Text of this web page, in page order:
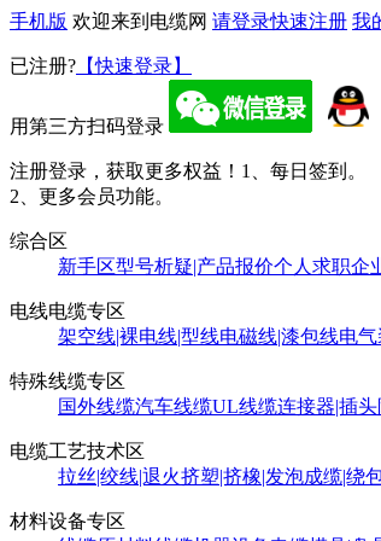
手机版 欢迎来到电缆网 请登录快速注册 我
已注册? 【快速登录】
用第三方扫码登录
注册登录，获取更多权益！ 1、每日签到。
2、更多会员功能。
综合区
新手区型号析疑|产品报价个人求职企
电线电缆专区
架空线|裸电线|型线电磁线|漆包线电
特殊线缆专区
国外线缆汽车线缆UL线缆连接器|插
电缆工艺技术区
拉丝|绞线|退火挤塑|挤橡|发泡成缆|绕
材料设备专区